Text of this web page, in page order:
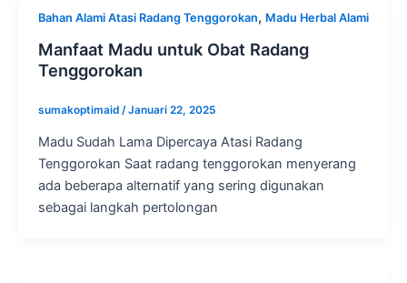
Bahan Alami Atasi Radang Tenggorokan, Madu Herbal Alami
Manfaat Madu untuk Obat Radang
Tenggorokan
sumakoptimaid /Januari 22, 2025
Madu Sudah Lama Dipercaya Atasi Radang
Tenggorokan Saat radang tenggorokan menyerang
ada beberapa alternatif yang sering digunakan
sebagai langkah pertolongan